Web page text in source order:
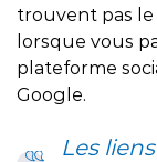
trouvent pas le
lorsque vous
plateforme
Google.
Les